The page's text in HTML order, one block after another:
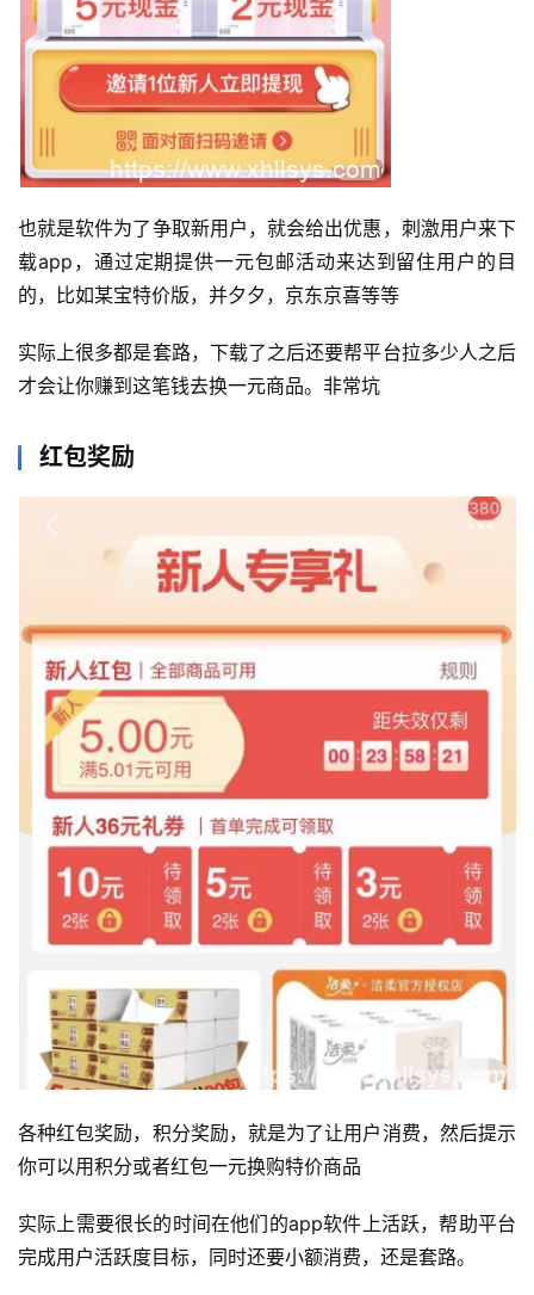
也就是软件为了争取新用户，就会给出优惠，刺激用户来下
载app，通过定期提供一元包邮活动来达到留住用户的目
的，比如某宝特价版，并夕夕，京东京喜等等
实际上很多都是套路，下载了之后还要帮平台拉多少人之后
才会让你赚到这笔钱去换一元商品。非常坑
红包奖励
各种红包奖励，积分奖励，就是为了让用户消费，然后提示
你可以用积分或者红包一元换购特价商品
实际上需要很长的时间在他们的app软件上活跃，帮助平台
完成用户活跃度目标，同时还要小额消费，还是套路。